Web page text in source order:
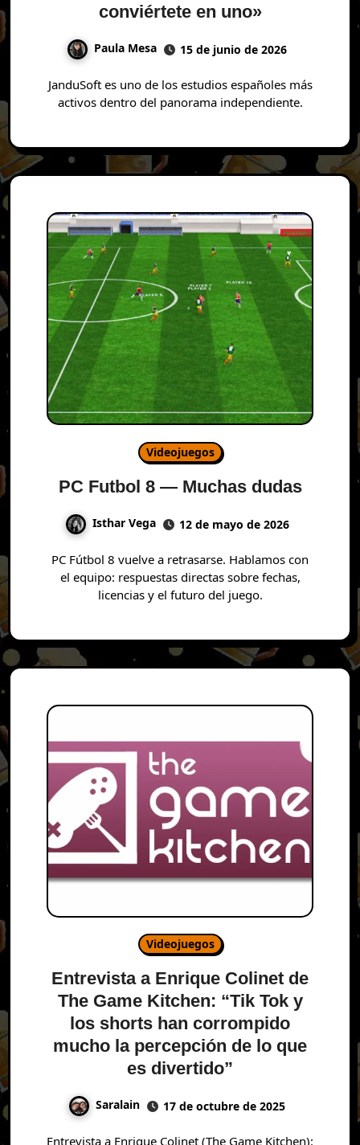
conviértete en uno»
Paula Mesa 15 de junio de 2026
JanduSoft es uno de los estudios españoles más
activos dentro del panorama independiente.
Videojuegos
PC Futbol 8 — Muchas dudas
Isthar Vega 12 de mayo de 2026
PC Fútbol 8 vuelve a retrasarse. Hablamos con
el equipo: respuestas directas sobre fechas,
licencias y el futuro del juego.
Videojuegos
Entrevista a Enrique Colinet de
The Game Kitchen: “Tik Tok y
los shorts han corrompido
mucho la percepción de lo que
es divertido”
Saralain 17 de octubre de 2025
Entrevista a Enrique Colinet (The Game Kitchen):